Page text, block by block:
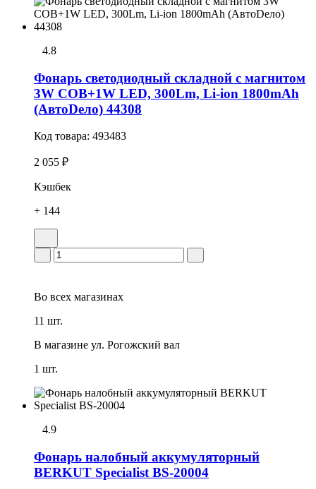
4.8
Фонарь светодиодный складной с магнитом
3W COB+1W LED, 300Lm, Li-ion 1800mAh
(АвтоDело) 44308
Код товара: 493483
2 055 ₽
Кэшбек
+ 144
Во всех магазинах
11 шт.
В магазине ул. Рогожский вал
1 шт.
4.9
Фонарь налобный аккумуляторный
BERKUT Specialist BS-20004